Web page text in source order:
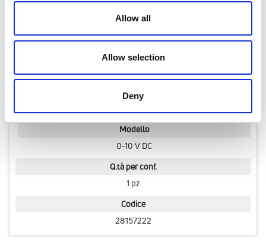
Allow all
Allow selection
Deny
Q.tà per conf.
Modello
0-10 V DC
Q.tà per conf.
1 pz
Codice
28157222